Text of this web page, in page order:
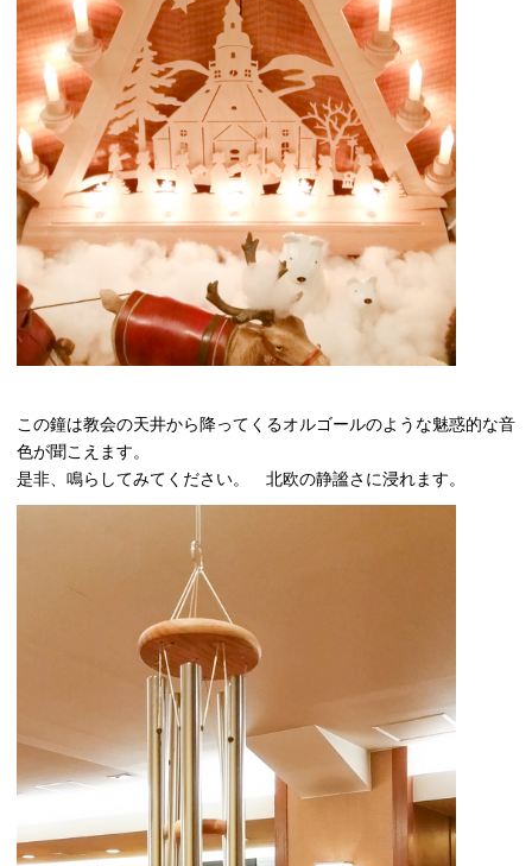
この鐘は教会の天井から降ってくるオルゴールのような魅惑的な音
色が聞こえます。
是非、鳴らしてみてください。 北欧の静謐さに浸れます。